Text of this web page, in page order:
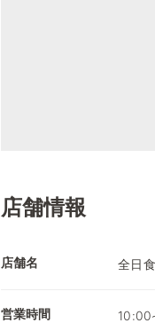
店舗情報
店舗名 全日
営業時間